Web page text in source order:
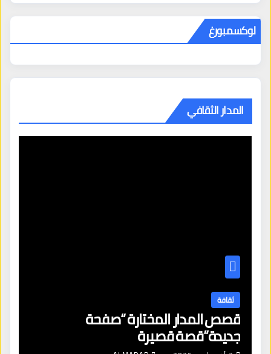
لوكسمبورغ
المدار الثقافي
ثقافة
قصص المدار المختارة “صفحة
جديدة”قصة قصيرة